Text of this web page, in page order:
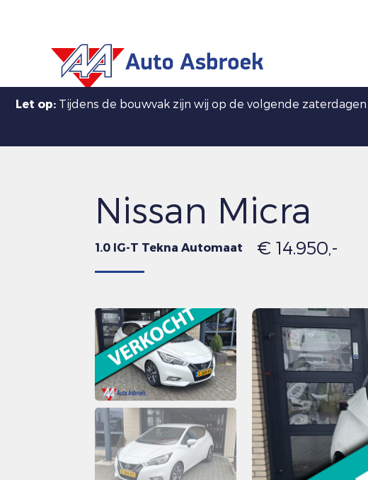
Let op: Tijdens de bouwvak zijn wij op de volgende zaterdagen
Nissan Micra
1.0 IG-T Tekna Automaat € 14.950,-